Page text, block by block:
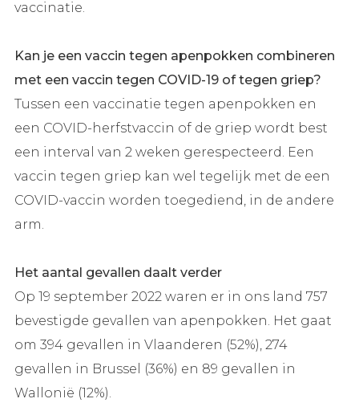
vaccinatie.
Kan je een vaccin tegen apenpokken combineren
met een vaccin tegen COVID-19 of tegen griep?
Tussen een vaccinatie tegen apenpokken en
een COVID-herfstvaccin of de griep wordt best
een interval van 2 weken gerespecteerd. Een
vaccin tegen griep kan wel tegelijk met de een
COVID-vaccin worden toegediend, in de andere
arm.
Het aantal gevallen daalt verder
Op 19 september 2022 waren er in ons land 757
bevestigde gevallen van apenpokken. Het gaat
om 394 gevallen in Vlaanderen (52%), 274
gevallen in Brussel (36%) en 89 gevallen in
Wallonië (12%).